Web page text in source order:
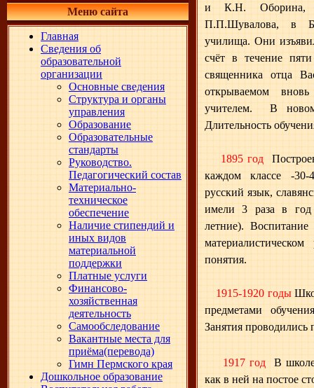
Меню сайта
Главная
Сведения об
образовательной
организации
Основные сведения
Структура и органы
управления
Образование
Образовательные
стандарты
Руководство.
Педагогический состав
Материально-
техническое
обеспечение
Наличие стипендий и
иных видов
материальной
поддержки
Платные услуги
Финансово-
хозяйственная
деятельность
Самообследование
Вакантные места для
приёма(перевода)
Гимн Пермского края
Дошкольное образование
и К.Н. Оборина,
П.П.Шувалова, в
училища. Они
счёт в течение
священника отца
открываемом
учителем. В новом
Длительность
1895 год
каждом классе -30-
русский язык,
имели 3 раза в год
летние).
понятия.
1915-1920 годы
предметами
Занятия проводились
1917 год
В
как в ней на постое